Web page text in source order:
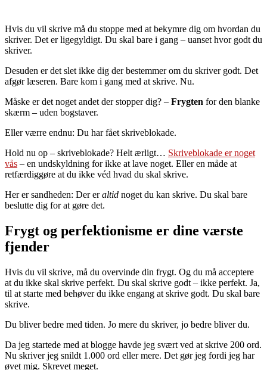
Hvis du vil skrive må du stoppe med at bekymre dig om hvordan du
skriver. Det er ligegyldigt. Du skal bare i gang – uanset hvor godt du
skriver.
Desuden er det slet ikke dig der bestemmer om du skriver godt. Det
afgør læseren. Bare kom i gang med at skrive. Nu.
Måske er det noget andet der stopper dig? – Frygten for den blanke
skærm – uden bogstaver.
Eller værre endnu: Du har fået skriveblokade.
Hold nu op – skriveblokade? Helt ærligt… Skriveblokade er noget
vås – en undskyldning for ikke at lave noget. Eller en måde at
retfærdiggøre at du ikke véd hvad du skal skrive.
Her er sandheden: Der eraltid noget du kan skrive. Du skal bare
beslutte dig for at gøre det.
Frygt og perfektionisme er dine værste
fjender
Hvis du vil skrive, må du overvinde din frygt. Og du må acceptere
at du ikke skal skrive perfekt. Du skal skrive godt – ikke perfekt. Ja,
til at starte med behøver du ikke engang at skrive godt. Du skal bare
skrive.
Du bliver bedre med tiden. Jo mere du skriver, jo bedre bliver du.
Da jeg startede med at blogge havde jeg svært ved at skrive 200 ord.
Nu skriver jeg snildt 1.000 ord eller mere. Det gør jeg fordi jeg har
øvet mig. Skrevet meget.